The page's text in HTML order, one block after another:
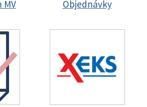
MV
Objednávky